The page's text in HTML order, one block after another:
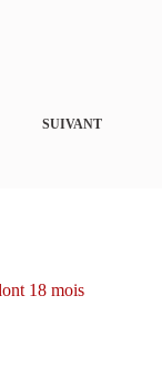
SUIVANT
18 mois